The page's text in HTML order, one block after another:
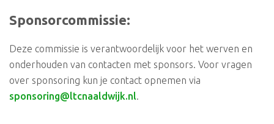
Sponsorcommissie:
Deze commissie is verantwoordelijk voor het werven en
onderhouden van contacten met sponsors. Voor vragen
over sponsoring kun je contact opnemen via
sponsoring@ltcnaaldwijk.nl.